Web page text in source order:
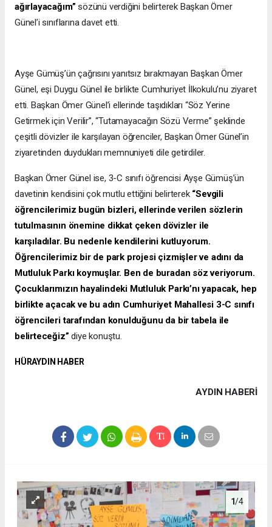
ağırlayacağım” sözünü verdiğini belirterek Başkan Ömer
Günel’i sınıflarına davet etti.
Ayşe Gümüş’ün çağrısını yanıtsız bırakmayan Başkan Ömer
Günel, eşi Duygu Günel ile birlikte Cumhuriyet İlkokulu’nu ziyaret
etti. Başkan Ömer Günel’i ellerinde taşıdıkları “Söz Yerine
Getirmek için Verilir”, “Tutamayacağın Sözü Verme” şeklinde
çeşitli dövizler ile karşılayan öğrenciler, Başkan Ömer Günel’in
ziyaretinden duydukları memnuniyeti dile getirdiler.
Başkan Ömer Günel ise, 3-C sınıfı öğrencisi Ayşe Gümüş’ün
davetinin kendisini çok mutlu ettiğini belirterek “Sevgili
öğrencilerimiz bugün bizleri, ellerinde verilen sözlerin
tutulmasının önemine dikkat çeken dövizler ile
karşıladılar. Bu nedenle kendilerini kutluyorum.
Öğrencilerimiz bir de park projesi çizmişler ve adını da
Mutluluk Parkı koymuşlar. Ben de buradan söz veriyorum.
Çocuklarımızın hayalindeki Mutluluk Parkı’nı yapacak, hep
birlikte açacak ve bu adın Cumhuriyet Mahallesi 3-C sınıfı
öğrencileri tarafından konulduğunu da bir tabela ile
belirteceğiz”diye konuştu.
HÜRAYDIN HABER
AYDIN HABERİ
1/4